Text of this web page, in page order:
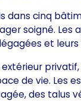
dans cinq
soigné. Les
et
de vie. Les
des talus